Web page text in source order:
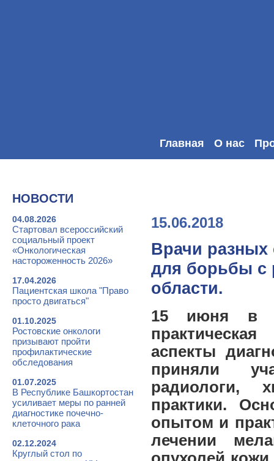
Главная О нас
НОВОСТИ
04.08.2026
Стартовал всероссийский
социальный проект
«Онкологическая
настороженность 2026»
17.04.2026
Пациентская школа "Право
просто двигаться"
01.10.2025
Ростовские онкологи
призывают пройти
профилактические
обследования
01.07.2025
В Республике Башкортостан
усиливает меры по ранней
диагностике почечно-
клеточного рака
02.12.2024
Круглый стол по
15.06.2018
Врачи разных
для борьбы с
области.
15 июня в
аспекты
приняли
радиологи,
практики.
опытом и
лечении